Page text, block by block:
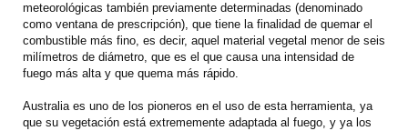
meteorológicas también previamente determinadas (denominado
como ventana de prescripción), que tiene la finalidad de quemar el
combustible más fino, es decir, aquel material vegetal menor de seis
milímetros de diámetro, que es el que causa una intensidad de
fuego más alta y que quema más rápido.
Australia es uno de los pioneros en el uso de esta herramienta, ya
que su vegetación está extrememente adaptada al fuego, y ya los